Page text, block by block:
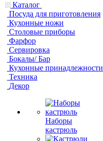
Каталог
Посуда для приготовления
Кухонные ножи
Столовые приборы
Фарфор
Сервировка
Бокалы/ Бар
Кухонные принадлежности
Техника
Декор
Наборы
кастрюль